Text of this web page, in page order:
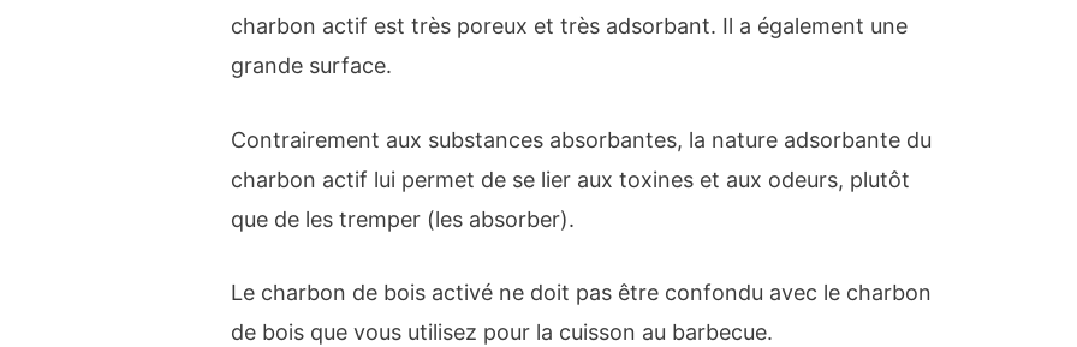
charbon actif est très poreux et très adsorbant. Il a également une
grande surface.
Contrairement aux substances absorbantes, la nature adsorbante du
charbon actif lui permet de se lier aux toxines et aux odeurs, plutôt
que de les tremper (les absorber).
Le charbon de bois activé ne doit pas être confondu avec le charbon
de bois que vous utilisez pour la cuisson au barbecue.